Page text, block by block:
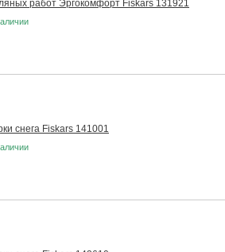
работ Эргокомфорт Fiskars 131921
снега Fiskars 141001